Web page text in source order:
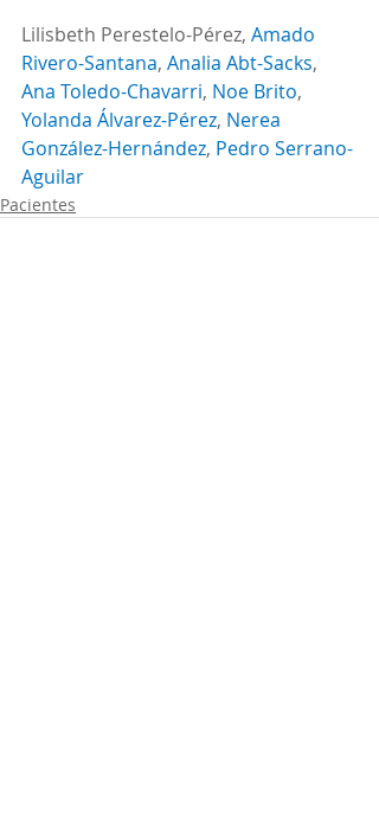
Lilisbeth Perestelo-Pérez, Amado
Rivero-Santana, Analia Abt-Sacks,
Ana Toledo-Chavarri, Noe Brito,
Yolanda Álvarez-Pérez, Nerea
González-Hernández, Pedro Serrano-
Aguilar
Pacientes